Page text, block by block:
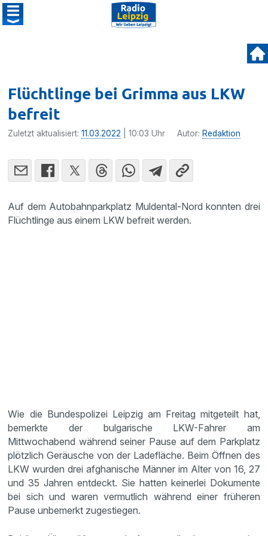
Flüchtlinge bei Grimma aus LKW
befreit
Zuletzt aktualisiert:11.03.2022 | 10:03 Uhr Autor: Redaktion
Auf dem Autobahnparkplatz Muldental-Nord konnten drei
Flüchtlinge aus einem LKW befreit werden.
Wie die Bundespolizei Leipzig am Freitag mitgeteilt hat,
bemerkte der bulgarische LKW-Fahrer am
Mittwochabend während seiner Pause auf dem Parkplatz
plötzlich Geräusche von der Ladefläche. Beim Öffnen des
LKW wurden drei afghanische Männer im Alter von 16, 27
und 35 Jahren entdeckt. Sie hatten keinerlei Dokumente
bei sich und waren vermutlich während einer früheren
Pause unbemerkt zugestiegen.